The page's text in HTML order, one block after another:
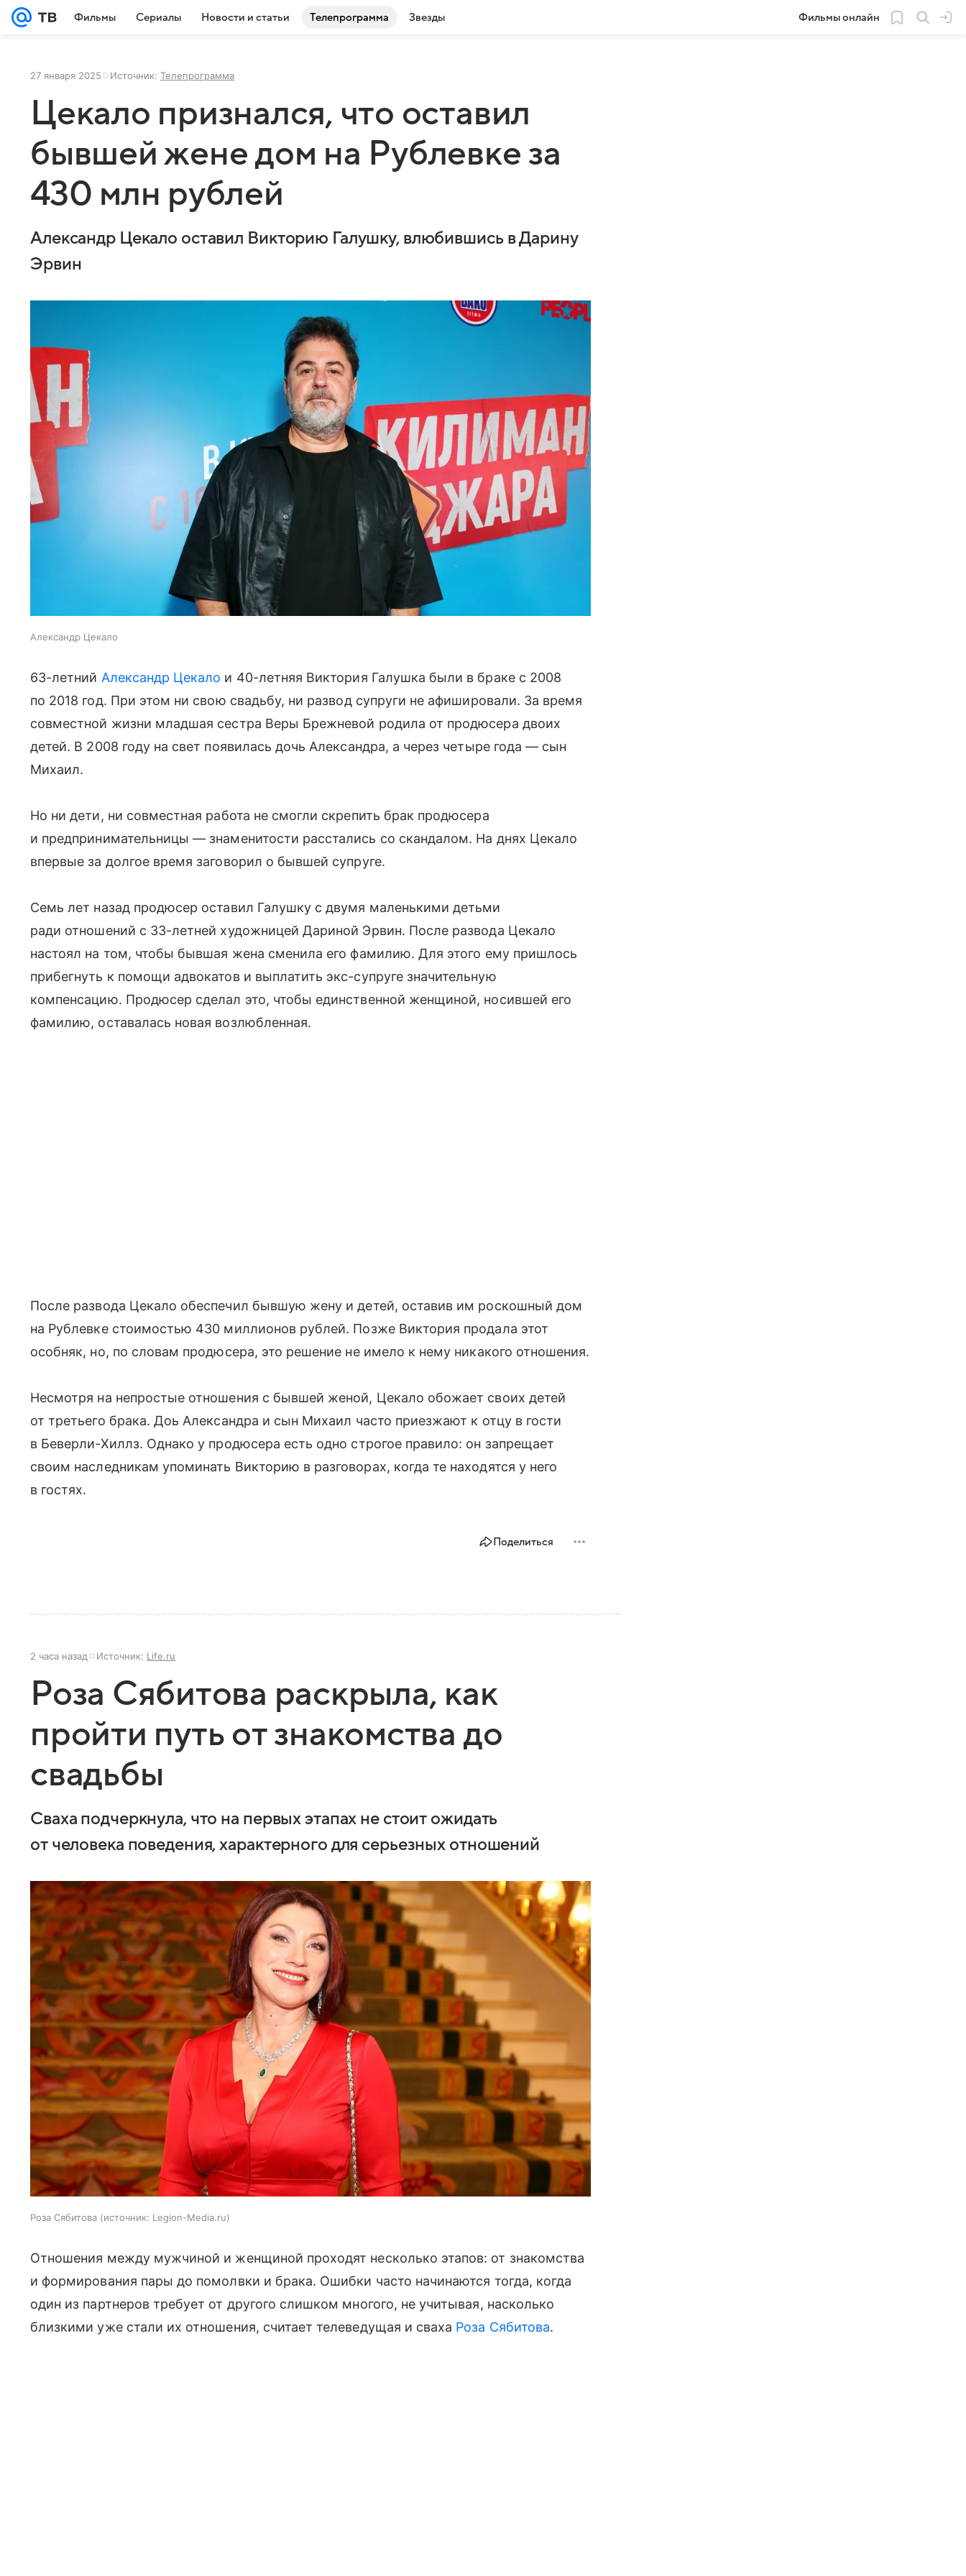
Фильмы Сериалы Новости и статьи Телепрограмма Звезды Фильмы онлайн
27 января 2025 Источник: Телепрограмма
Цекало признался, что оставил
бывшей жене дом на Рублевке за
430 млн рублей
Александр Цекало оставил Викторию Галушку, влюбившись в Дарину
Эрвин
Александр Цекало
63-летний Александр Цекало и 40-летняя Виктория Галушка были в браке с 2008
по 2018 год. При этом ни свою свадьбу, ни развод супруги не афишировали. За время
совместной жизни младшая сестра Веры Брежневой родила от продюсера двоих
детей. В 2008 году на свет появилась дочь Александра, а через четыре года — сын
Михаил.
Но ни дети, ни совместная работа не смогли скрепить брак продюсера
и предпринимательницы — знаменитости расстались со скандалом. На днях Цекало
впервые за долгое время заговорил о бывшей супруге.
Семь лет назад продюсер оставил Галушку с двумя маленькими детьми
ради отношений с 33-летней художницей Дариной Эрвин. После развода Цекало
настоял на том, чтобы бывшая жена сменила его фамилию. Для этого ему пришлось
прибегнуть к помощи адвокатов и выплатить экс-супруге значительную
компенсацию. Продюсер сделал это, чтобы единственной женщиной, носившей его
фамилию, оставалась новая возлюбленная.
После развода Цекало обеспечил бывшую жену и детей, оставив им роскошный дом
на Рублевке стоимостью 430 миллионов рублей. Позже Виктория продала этот
особняк, но, по словам продюсера, это решение не имело к нему никакого отношения.
Несмотря на непростые отношения с бывшей женой, Цекало обожает своих детей
от третьего брака. Доь Александра и сын Михаил часто приезжают к отцу в гости
в Беверли-Хиллз. Однако у продюсера есть одно строгое правило: он запрещает
своим наследникам упоминать Викторию в разговорах, когда те находятся у него
в гостях.
Поделиться
2 часа назад Источник: Life.ru
Роза Сябитова раскрыла, как
пройти путь от знакомства до
свадьбы
Сваха подчеркнула, что на первых этапах не стоит ожидать
от человека поведения, характерного для серьезных отношений
Роза Сябитова источник: Legion-Media.ru
Отношения между мужчиной и женщиной проходят несколько этапов: от знакомства
и формирования пары до помолвки и брака. Ошибки часто начинаются тогда, когда
один из партнеров требует от другого слишком многого, не учитывая, насколько
близкими уже стали их отношения, считает телеведущая и сваха Роза Сябитова.